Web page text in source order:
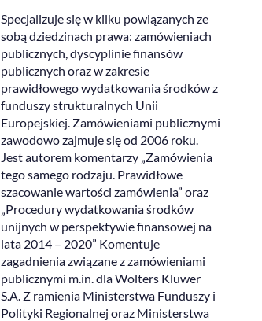
Specjalizuje się w kilku powiązanych ze
sobą dziedzinach prawa: zamówieniach
publicznych, dyscyplinie finansów
publicznych oraz w zakresie
prawidłowego wydatkowania środków z
funduszy strukturalnych Unii
Europejskiej. Zamówieniami publicznymi
zawodowo zajmuje się od 2006 roku.
Jest autorem komentarzy „Zamówienia
tego samego rodzaju. Prawidłowe
szacowanie wartości zamówienia” oraz
„Procedury wydatkowania środków
unijnych w perspektywie finansowej na
lata 2014 – 2020” Komentuje
zagadnienia związane z zamówieniami
publicznymi m.in. dla Wolters Kluwer
S.A. Z ramienia Ministerstwa Funduszy i
Polityki Regionalnej oraz Ministerstwa